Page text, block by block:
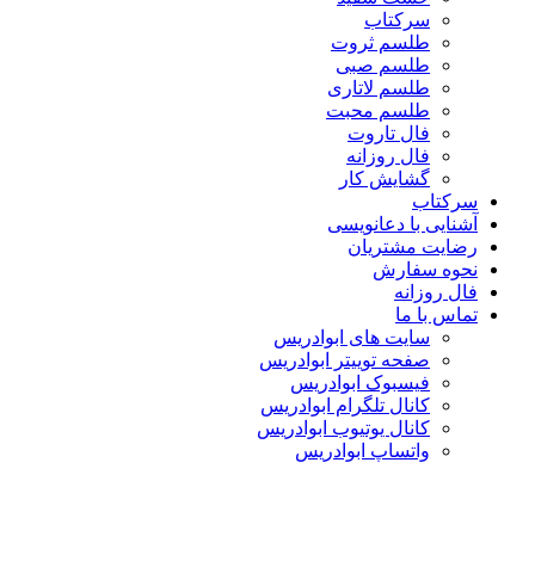
سرکتاب
طلسم ثروت
طلسم صبی
طلسم لاتاری
طلسم محبت
فال تاروت
فال روزانه
گشایش کار
سرکتاب
آشنایی با دعانویسی
رضایت مشتریان
نحوه سفارش
فال روزانه
تماس با ما
سایت های ابوادریس
صفحه توییتر ابوادریس
فیسبوک ابوادریس
کانال تلگرام ابوادریس
کانال یوتیوب ابوادریس
واتساپ ابوادریس